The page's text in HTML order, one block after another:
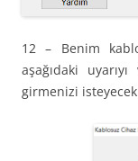
12 – Benim
aşağıdaki
girmenizi